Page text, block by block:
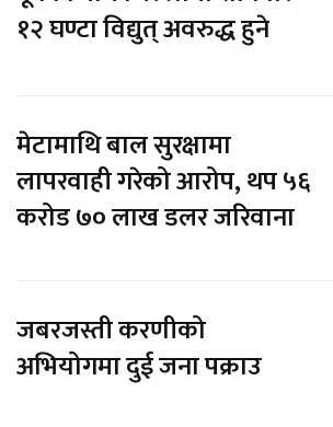
१२ घण्टा विद्युत् अवरुद्ध हुने
मेटामाथि बाल सुरक्षामा
लापरवाही गरेको आरोप, थप ५६
करोड ७० लाख डलर जरिवाना
जबरजस्ती करणीको
अभियोगमा दुई जना पक्राउ